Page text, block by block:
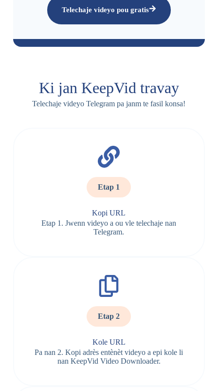
Telechaje videyo pou gratis
Ki jan KeepVid travay
Telechaje videyo Telegram pa janm te fasil konsa!
Etap 1
Kopi URL
Etap 1. Jwenn videyo a ou vle telechaje nan
Telegram.
Etap 2
Kole URL
Pa nan 2. Kopi adrès entènèt videyo a epi kole li
nan KeepVid Video Downloader.